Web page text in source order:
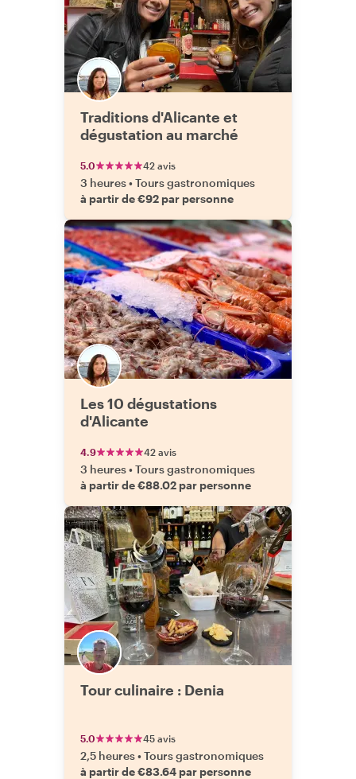
Traditions d'Alicante et
dégustation au marché
5.0 42 avis
3 heures•Tours gastronomiques
à partir de €92 par personne
Les 10 dégustations
d'Alicante
4.9 42 avis
3 heures•Tours gastronomiques
à partir de €88.02 par personne
Tour culinaire : Denia
5.0 45 avis
2,5 heures•Tours gastronomiques
à partir de €83.64 par personne